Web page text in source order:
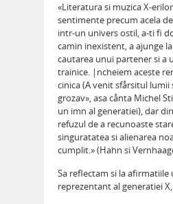
«Literatura si muzica X-
sentimente precum acela
intr-un univers ostil, a-ti fi
camin inexistent, a ajunge
cautarea unui partener si a
trainice. |ncheiem aceste
cinica (A venit sfårsitul
grozav», asa cånta Michel
un imn al generatiei), dar
refuzul de a recunoaste
singuratatea si alienarea
cumplit.» (Hahn si
Sa reflectam si la afirmatiile
reprezentant al generatiei